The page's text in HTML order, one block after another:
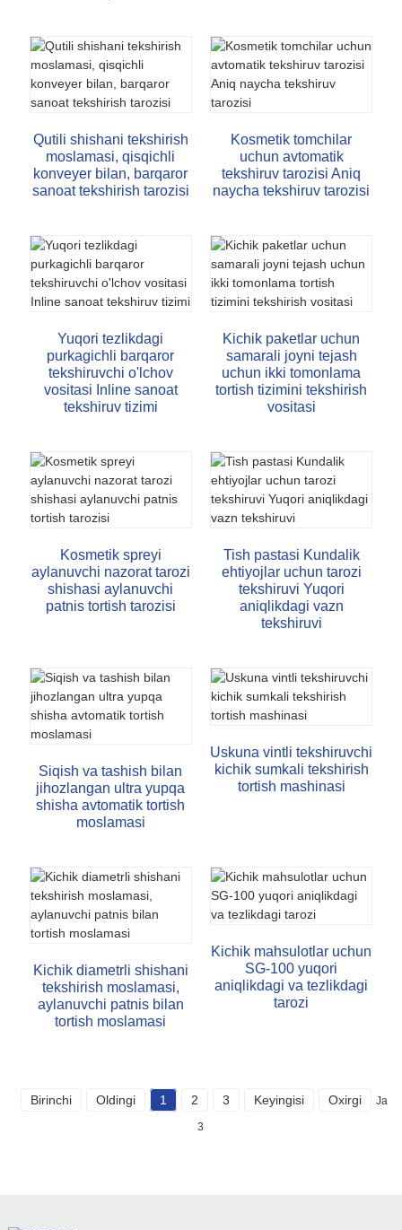
Qutili shishani tekshirish
moslamasi, qisqichli
konveyer bilan, barqaror
sanoat tekshirish tarozisi
Kosmetik tomchilar
uchun avtomatik
tekshiruv tarozisi Aniq
naycha tekshiruv tarozisi
Yuqori tezlikdagi
purkagichli barqaror
tekshiruvchi o'lchov
vositasi Inline sanoat
tekshiruv tizimi
Kichik paketlar uchun
samarali joyni tejash
uchun ikki tomonlama
tortish tizimini tekshirish
vositasi
Kosmetik spreyi
aylanuvchi nazorat tarozi
shishasi aylanuvchi
patnis tortish tarozisi
Tish pastasi Kundalik
ehtiyojlar uchun tarozi
tekshiruvi Yuqori
aniqlikdagi vazn
tekshiruvi
Siqish va tashish bilan
jihozlangan ultra yupqa
shisha avtomatik tortish
moslamasi
Uskuna vintli tekshiruvchi
kichik sumkali tekshirish
tortish mashinasi
Kichik diametrli shishani
tekshirish moslamasi,
aylanuvchi patnis bilan
tortish moslamasi
Kichik mahsulotlar uchun
SG-100 yuqori
aniqlikdagi va tezlikdagi
tarozi
Birinchi Oldingi 1 2 3 Keyingisi Oxirgi Jami
3